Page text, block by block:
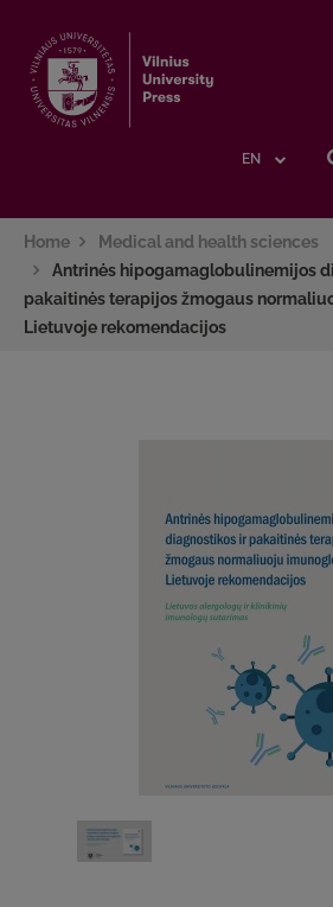
EN
Home
Medical and health sciences
Antrinės hipogamaglobulinemijos
pakaitinės terapijos žmogaus
Lietuvoje rekomendacijos